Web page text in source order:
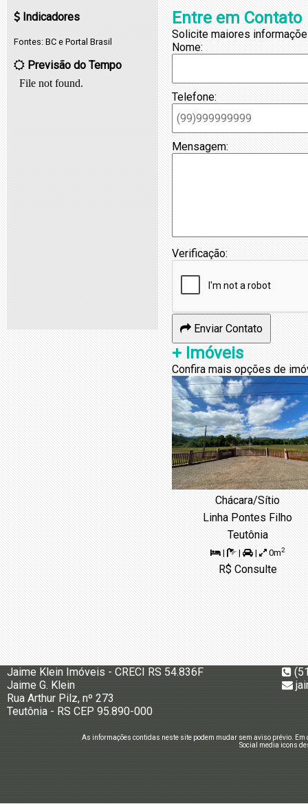
Indicadores
Fontes: BC e Portal Brasil
Previsão do Tempo
Entre em Contato
Solicite maiores
Nome:
Telefone:
Mensagem:
Verificação:
Enviar Contato
+ Imóveis
Confira mais opções de
Chácara/Sítio
Linha Pontes Filho
Teutônia
| | | 0m2
R$ Consulte
Jaime Klein Imóveis - CRECI RS 54.836F
Jaime G. Klein
Rua Arthur Pilz, nº 273
Teutônia - RS CEP 95.890-000
As informações contidas neste site podem mudar sem aviso prévio.
Social media icons